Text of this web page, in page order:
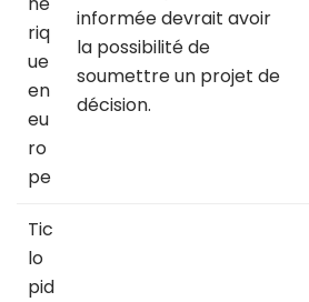
riq
ue
en
eu
ro
pe
informée devrait avoir
la possibilité de
soumettre un projet de
décision.
Tic
lo
pid